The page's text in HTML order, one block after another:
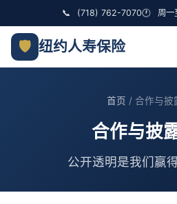
📞 (718) 762-7070🕐 周
🛡 纽约人寿保险
首页 / 合作与披
合作与披
公开透明是我们赢